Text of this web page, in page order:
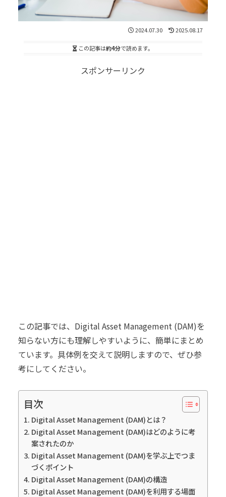
2024.07.30 2025.08.17
この記事は約4分で読めます。
スポンサーリンク
この記事では、Digital Asset Management (DAM)を
知らない方にも理解しやすいように、簡単にまとめ
ています。具体例を交えて説明しますので、ぜひ参
考にしてください。
目次
Digital Asset Management (DAM)とは？
Digital Asset Management (DAM)はどのように考
案されたのか
Digital Asset Management (DAM)を学ぶ上でつま
づくポイント
Digital Asset Management (DAM)の構造
Digital Asset Management (DAM)を利用する場面